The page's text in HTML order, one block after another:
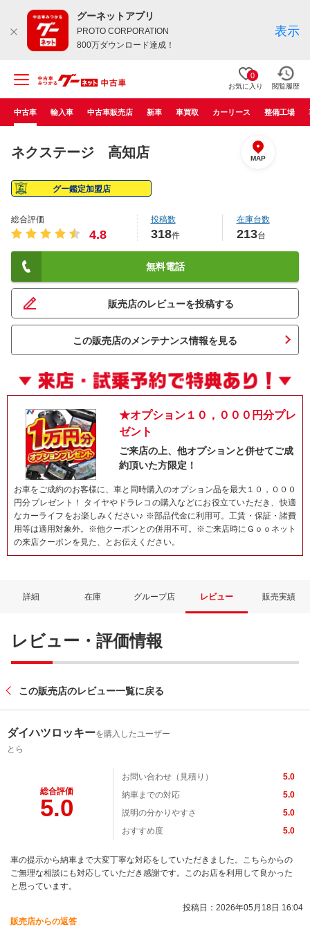
グーネットアプリ
PROTO CORPORATION
800万ダウンロード達成！
表示
0
お気に入り 閲覧履歴
中古車 輸入車 中古車販売店 新車 車買取 カーリース 整備工場
ネクステージ 高知店 MAP
グー鑑定加盟店
総合評価
4.8
投稿数
318件
在庫台数
213台
無料電話
販売店のレビューを投稿する
この販売店のメンテナンス情報を見る
★オプション１０，０００円分プレ
ゼント
ご来店の上、他オプションと併せてご成
約頂いた方限定！
お車をご成約のお客様に、車と同時購入のオプション品を最大１０，０００
円分プレゼント！ タイヤやドラレコの購入などにお役立ていただき、快適
なカーライフをお楽しみください♪ ※部品代金に利用可。工賃・保証・諸費
用等は適用対象外。※他クーポンとの併用不可。※ご来店時にＧｏｏネット
の来店クーポンを見た、とお伝えください。
詳細 在庫 グループ店 レビュー 販売実績
レビュー・評価情報
この販売店のレビュー一覧に戻る
ダイハツロッキーを購入したユーザー
とら
総合評価
5.0
お問い合わせ（見積り）
5.0
納車までの対応
5.0
説明の分かりやすさ
5.0
おすすめ度
5.0
車の提示から納車まで大変丁寧な対応をしていただきました。こちらからの
ご無理な相談にも対応していただき感謝です。このお店を利用して良かった
と思っています。
投稿日：2026年05月18日 16:04
販売店からの返答